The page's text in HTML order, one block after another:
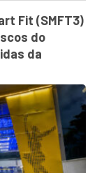
Fit (SMFT3)
do
da